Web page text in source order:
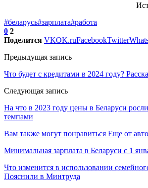
#беларусь#зарплата#работа
0 2
Поделится VKOK.ruFacebookTwitter
Предыдущая запись
Что будет с кредитами в 2024 году?
Следующая запись
На что в 2023 году цены в Беларуси
темпами
Вам также могут понравиться Еще от
Минимальная зарплата в Беларуси с 1
Что изменится в использовании
Пояснили в Минтруда